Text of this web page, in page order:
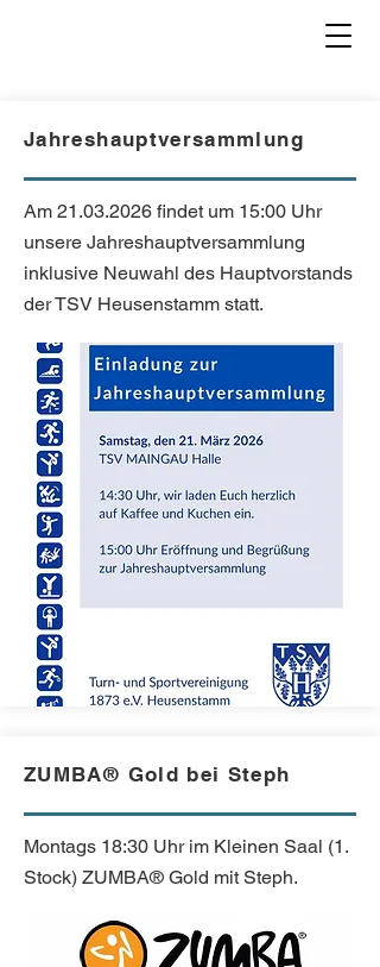
Jahreshauptversammlung
Am 21.03.2026 findet um 15:00 Uhr
unsere Jahreshauptversammlung
inklusive Neuwahl des Hauptvorstands
der TSV Heusenstamm statt.
ZUMBA® Gold bei Steph
Montags 18:30 Uhr im Kleinen Saal (1.
Stock) ZUMBA® Gold mit Steph.